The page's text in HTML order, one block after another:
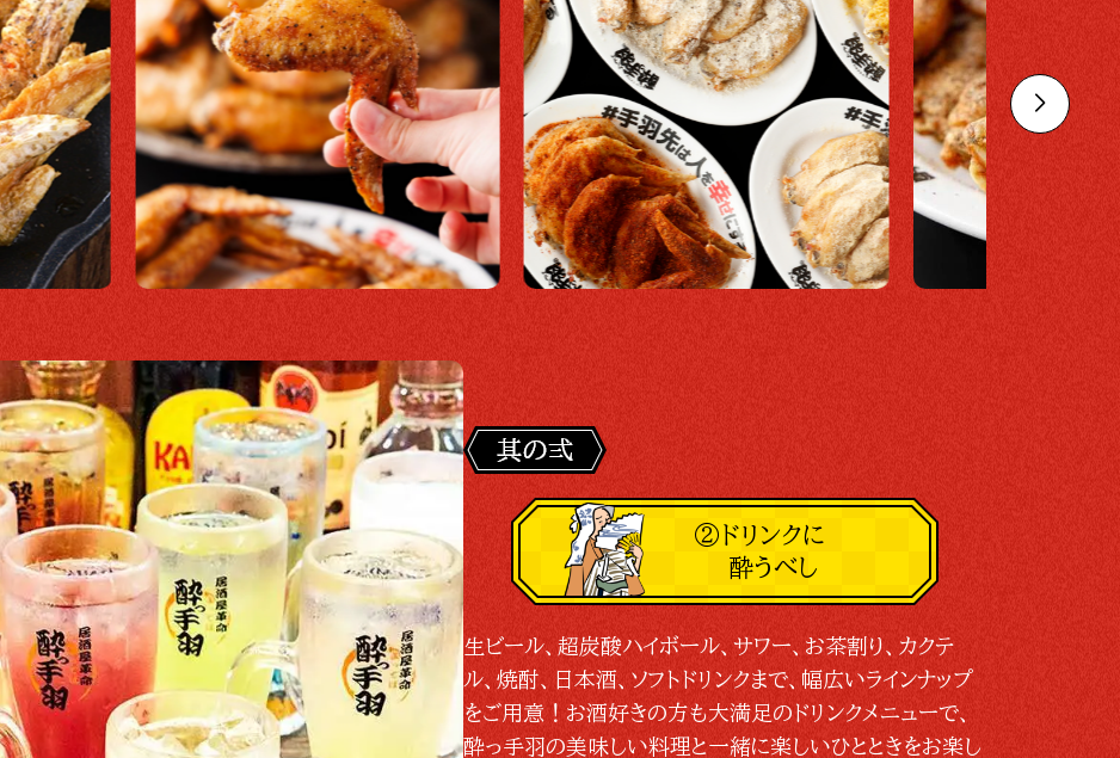
②ドリンクに
酔うべし
生ビール、超炭酸ハイボール、サワー、お茶割り、カクテ
ル、焼酎、日本酒、ソフトドリンクまで、幅広いラインナップ
をご用意！お酒好きの方も大満足のドリンクメニューで、
酔っ手羽の美味しい料理と一緒に楽しいひとときをお楽し